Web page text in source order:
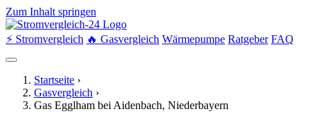
Zum Inhalt springen
⚡ Stromvergleich 🔥 Gasvergleich Wärmepumpe Ratgeber FAQ
Startseite ›
Gasvergleich ›
Gas Egglham bei Aidenbach, Niederbayern